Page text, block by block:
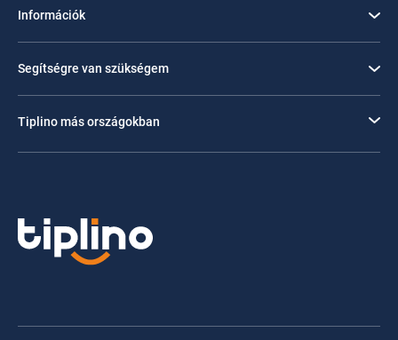
Információk
Segítségre van szükségem
Tiplino más országokban